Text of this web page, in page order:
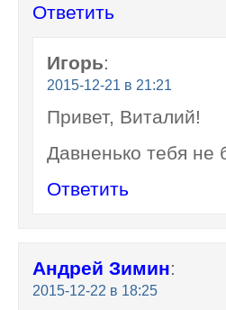
Ответить
Игорь:
2015-12-21 в 21:21
Привет, Виталий!
Давненько тебя не
Ответить
Андрей Зимин:
2015-12-22 в 18:25